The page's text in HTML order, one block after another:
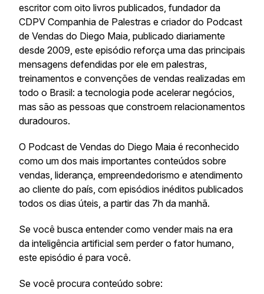
escritor com oito livros publicados, fundador da
CDPV Companhia de Palestras e criador do Podcast
de Vendas do Diego Maia, publicado diariamente
desde 2009, este episódio reforça uma das principais
mensagens defendidas por ele em palestras,
treinamentos e convenções de vendas realizadas em
todo o Brasil: a tecnologia pode acelerar negócios,
mas são as pessoas que constroem relacionamentos
duradouros.
O Podcast de Vendas do Diego Maia é reconhecido
como um dos mais importantes conteúdos sobre
vendas, liderança, empreendedorismo e atendimento
ao cliente do país, com episódios inéditos publicados
todos os dias úteis, a partir das 7h da manhã.
Se você busca entender como vender mais na era
da inteligência artificial sem perder o fator humano,
este episódio é para você.
Se você procura conteúdo sobre: